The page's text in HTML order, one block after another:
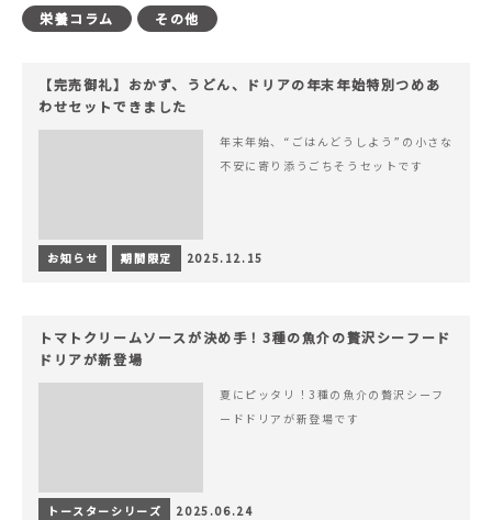
栄養コラム
その他
【完売御礼】おかず、うどん、ドリアの年末年始特別つめあ
わせセットできました
年末年始、“ごはんどうしよう”の小さな
不安に寄り添うごちそうセットです
お知らせ 期間限定 2025.12.15
トマトクリームソースが決め手！3種の魚介の贅沢シーフード
ドリアが新登場
夏にピッタリ！3種の魚介の贅沢シーフ
ードドリアが新登場です
トースターシリーズ 2025.06.24